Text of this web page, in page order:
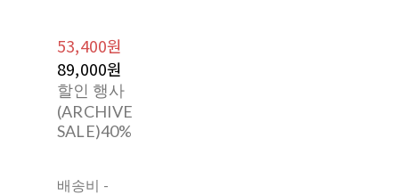
53,400원
89,000원
할인 행사
(ARCHIVE
SALE)40%
배송비 -